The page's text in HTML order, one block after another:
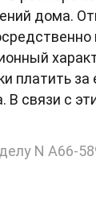
дома.
платить за
В связи с
N А66-